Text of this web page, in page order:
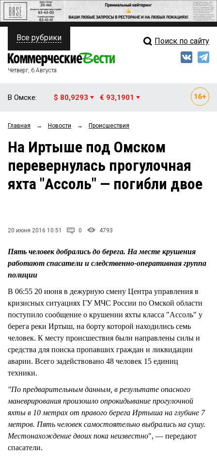
ПОЛИТИКА
ФИНАНСЫ
ОБЩЕСТВО
ЗАКОН
НОВОСТИ КОМПАНИЙ
Свежий выпуск
Мнения
Рейтинги
Блоги
Архив
Все рубрики Поиск по сайту
Четверг, 6 Августа
В Омске: $ 80,9293 € 93,1901
Главная → Новости → Происшествия
На Иртыше под Омском
перевернулась прогулочная
яхта "Ассоль" — погибли двое
20 июня 2016 10:51 0 4793
Пять человек добрались до берега. На месте крушения
работают спасатели и следственно-оперативная группа
полиции
В 06:55 20 июня в дежурную смену Центра управления в
кризисных ситуациях ГУ МЧС России по Омской области
поступило сообщение о крушении яхты класса "Ассоль" у
берега реки Иртыш, на борту которой находились семь
человек. К месту происшествия были направлены силы и
средства для поиска пропавших граждан и ликвидации
аварии. Всего задействовано 48 человек 15 единиц
техники.
"По предварительным данным, в результате опасного
маневрирования произошло опрокидывание прогулочной
яхты в 10 метрах от правого берега Иртыша на глубине 7
метров. Пять человек самостоятельно выбрались на сушу.
Местонахождение двоих пока неизвестно", — передают
спасатели.